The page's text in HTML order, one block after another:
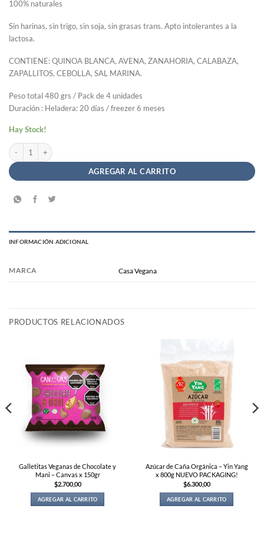
100% naturales
Sin harinas, sin trigo, sin soja, sin grasas trans. Apto intolerantes a la
lactosa.
CONTIENE: QUINOA BLANCA, AVENA, ZANAHORIA, CALABAZA,
ZAPALLITOS, CEBOLLA, SAL MARINA.
Peso total 480 grs / Pack de 4 unidades
Duración : Heladera: 20 días / freezer 6 meses
Hay Stock!
Medallones Quinoa Andina 4u - Casa Vegana x 480gr cantidad
AGREGAR AL CARRITO
INFORMACIÓN ADICIONAL
MARCA Casa Vegana
PRODUCTOS RELACIONADOS
Galletitas Veganas de Chocolate y
Mani – Canvas x 150gr
$2.700,00
AGREGAR AL CARRITO
Azúcar de Caña Orgánica – Yin Yang
x 800g NUEVO PACKAGING!
$6.300,00
AGREGAR AL CARRITO